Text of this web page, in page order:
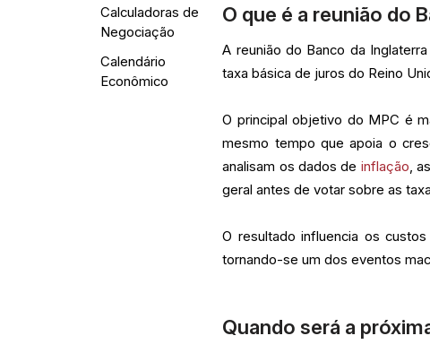
Calculadoras de
Negociação
Calendário
Econômico
O que é a reunião do
A reunião do Banco da
taxa básica de juros do Reino
O principal objetivo do MPC é
mesmo tempo que apoia o
analisam os dados de inflação,
geral antes de votar sobre as
O resultado influencia os
tornando-se um dos eventos
Quando será a